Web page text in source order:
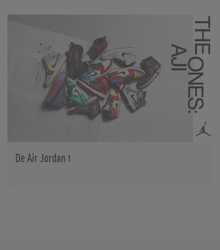
De Air Jordan 1